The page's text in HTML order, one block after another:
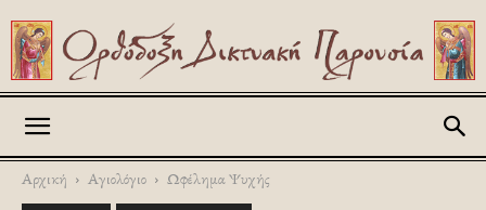
Αρχική Αγιολόγιο Ωφέλημα Ψυχής